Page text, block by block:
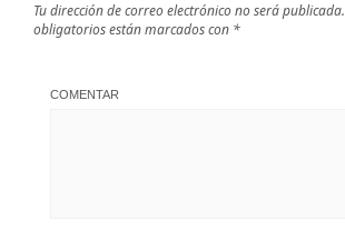
Tu dirección de correo electrónico no será publicada.
obligatorios están marcados con *
COMENTAR